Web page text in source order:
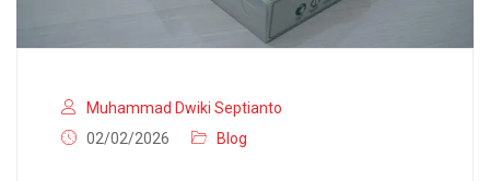
Muhammad Dwiki Septianto
02/02/2026
Blog